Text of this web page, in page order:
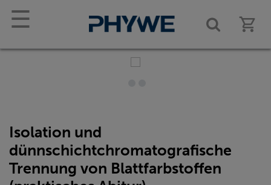
☰
Isolation und
dünnschichtchromatografische
Trennung von Blattfarbstoffen